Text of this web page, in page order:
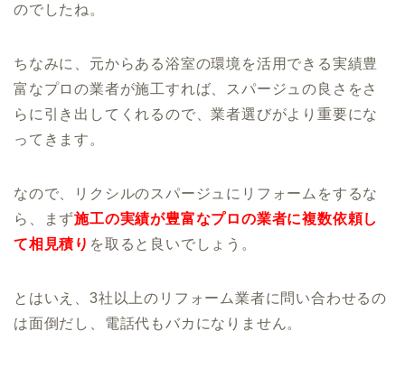
のでしたね。
ちなみに、元からある浴室の環境を活用できる実績豊
富なプロの業者が施工すれば、スパージュの良さをさ
らに引き出してくれるので、業者選びがより重要にな
ってきます。
なので、リクシルのスパージュにリフォームをするな
ら、まず施工の実績が豊富なプロの業者に複数依頼し
て相見積り を取ると良いでしょう。
とはいえ、3社以上のリフォーム業者に問い合わせるの
は面倒だし、電話代もバカになりません。